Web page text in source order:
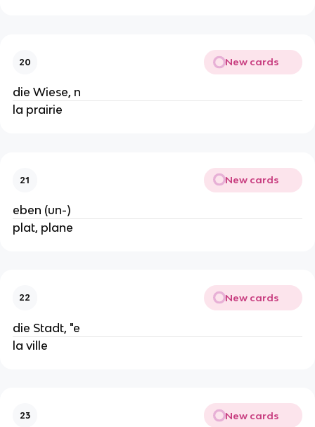
20 New cards
die Wiese, n
la prairie
21 New cards
eben (un-)
plat, plane
22 New cards
die Stadt, "e
la ville
23 New cards